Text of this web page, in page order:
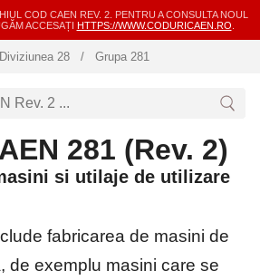
COD CAEN REV. 2. PENTRU A CONSULTA NOUL
ACCESAȚI HTTPS://WWW.CODURICAEN.RO
Diviziunea 28 Grupa 281
281 (Rev. 2)
si utilaje de utilizare
fabricarea de masini de
de exemplu masini care se